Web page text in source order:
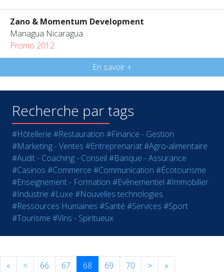
Zano & Momentum Development
Managua Nicaragua
Promo 2012
En savoir +
Recherche par tags
#Hôtellerie #Restauration #Finance - Gestion
#Marketing - Ventes #Entreprenariat#Agro-alimentaire
#Audit - Coaching - Conseil #Banque - Assurance
#Casinos #Commerce #Communication #Écotourisme
#Enseignement - Formation #Evènementiel #Immobilier
#Industrie #Luxe #Nouvelles technologies
#Ressources Humaines #Santé #Services #Sport
#Tourisme #Vins - Spiritueux
« < 66 67 68 69 70 > »